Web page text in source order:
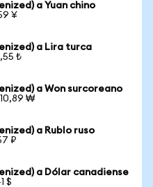
a Yuan chino
¥
a Lira turca
₺
a Won surcoreano
₩
a Rublo ruso
₽
a Dólar canadiense
$